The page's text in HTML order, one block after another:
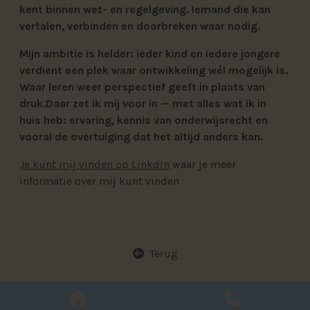
kent binnen wet- en regelgeving. Iemand die kan
vertalen, verbinden en doorbreken waar nodig.
Mijn ambitie is helder: ieder kind en iedere jongere
verdient een plek waar ontwikkeling wél mogelijk is.
Waar leren weer perspectief geeft in plaats van
druk.Daar zet ik mij voor in — met alles wat ik in
huis heb: ervaring, kennis van onderwijsrecht en
vooral de overtuiging dat het altijd anders kan.
Je kunt mij vinden op LinkdIn (open new window)
waar je meer
informatie over mij kunt vinden
Terug